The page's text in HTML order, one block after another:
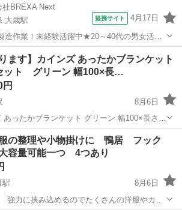
社BREXA Next
大歳駅
提携サイト 4月17日
造作業！未経験活躍中★20～40代の男女活躍
！備品付きワンルーム寮費無料！赴任旅費会
前対応可◎格安食堂利用可！年間休日135日
市》 人気の工...
駅 その他
ります】カインズ あったかブランケット
ット グリーン 幅100×長…
円
8月6日
あったかブランケット グリーン 幅100×長さ
頂ける方のみご連絡ください。受け渡し後の
...
駅 その他
の整理や小物掛けに 鴨居 フック
容量可能一つ 4つあり
駅
8月6日
強力に挟み込めるのでたくさんの洋服やカバ